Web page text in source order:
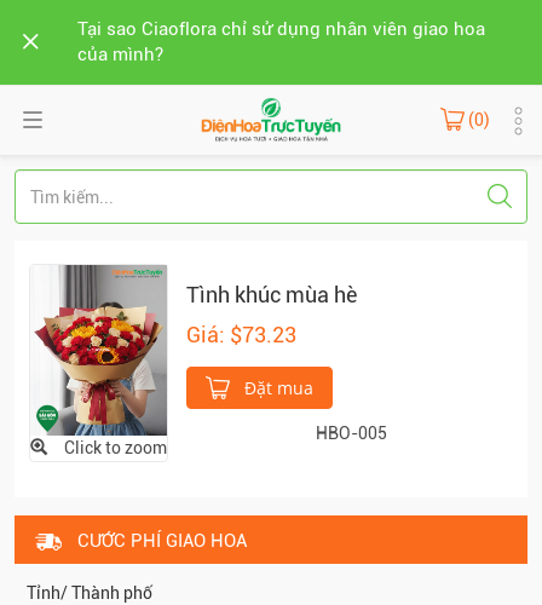
Tại sao Ciaoflora chỉ sử dụng nhân viên giao hoa
của mình?
(0)
Click to zoom
Tình khúc mùa hè
Giá: $73.23
Đặt mua
HBO-005
CƯỚC PHÍ GIAO HOA
Tỉnh/ Thành phố